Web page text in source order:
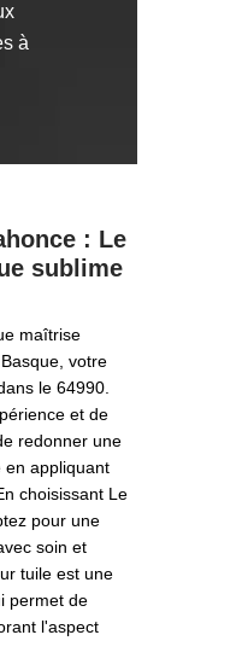
à
: Le
sublime
maîtrise
votre
le 64990.
et de
redonner une
en appliquant
choisissant Le
pour une
soin et
tuile est une
permet de
l'aspect